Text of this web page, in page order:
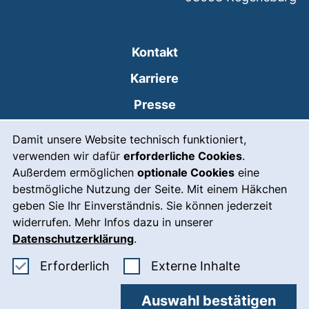
Damit unsere Website technisch funktioniert,
verwenden wir dafür erforderliche Cookies.
Außerdem ermöglichen optionale Cookies eine
bestmögliche Nutzung der Seite. Mit einem Häkchen
geben Sie Ihr Einverständnis. Sie können jederzeit
widerrufen. Mehr Infos dazu in unserer
Datenschutzerklärung.
Erforderlich Erforderliche Cookies akzeptieren
Externe Inhalte: Externe
Auswahl bestätigen
Kontakt
Karriere
Presse
Leichte Sprache
Gebärdensprache
Notfall(externer Link, öffnet
Impressum
Barrierefreiheit
Datenschutz